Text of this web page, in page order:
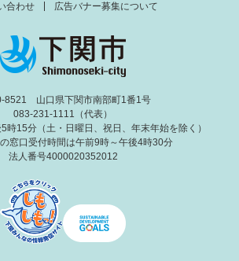
合わせ 広告バナー募集について
8521 山口県下関市南部町1番1号
083-231-1111（代表）
時15分（土・日曜日、祝日、年末年始を除く）
窓口受付時間は午前9時～午後4時30分
法人番号4000020352012